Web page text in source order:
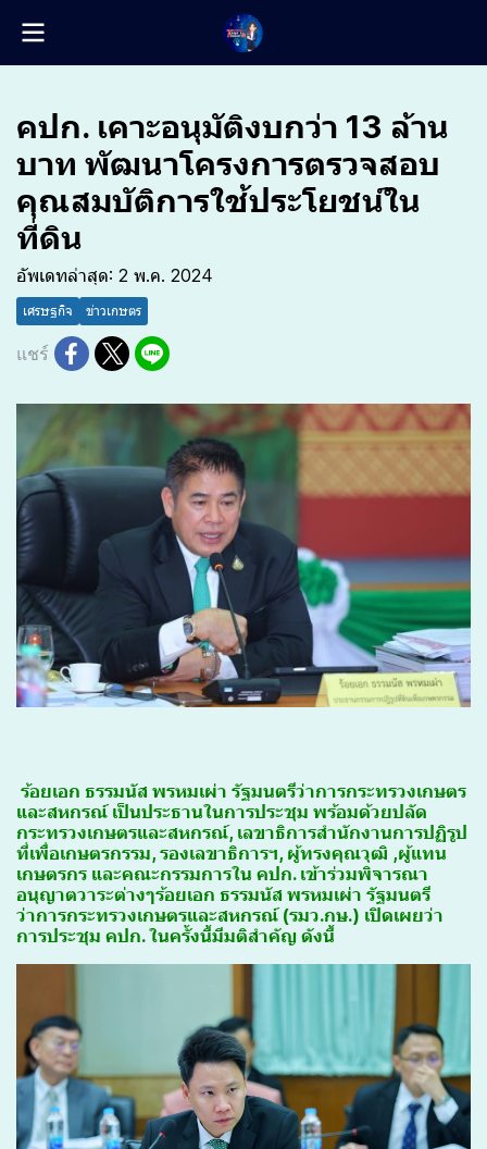
คปก. เคาะอนุมัติงบกว่า 13 ล้าน
บาท พัฒนาโครงการตรวจสอบ
คุณสมบัติการใช้ประโยชน์ใน
ที่ดิน
อัพเดทล่าสุด: 2 พ.ค. 2024
เศรษฐกิจ ข่าวเกษตร
แชร์
ร้อยเอก ธรรมนัส พรหมเผ่า รัฐมนตรีว่าการกระทรวงเกษตร
และสหกรณ์ เป็นประธานในการประชุม พร้อมด้วยปลัด
กระทรวงเกษตรและสหกรณ์, เลขาธิการสำนักงานการปฏิรูป
ที่เพื่อเกษตรกรรม, รองเลขาธิการฯ, ผู้ทรงคุณวุฒิ ,ผู้แทน
เกษตรกร และคณะกรรมการใน คปก. เข้าร่วมพิจารณา
อนุญาตวาระต่างๆร้อยเอก ธรรมนัส พรหมเผ่า รัฐมนตรี
ว่าการกระทรวงเกษตรและสหกรณ์ (รมว.กษ.) เปิดเผยว่า
การประชุม คปก. ในครั้งนี้มีมติสำคัญ ดังนี้